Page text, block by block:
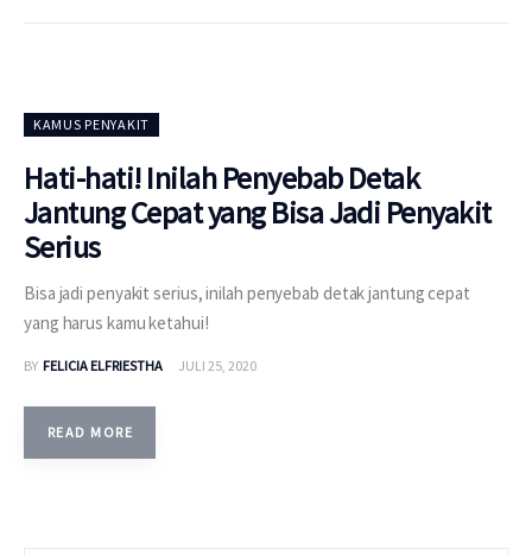
KAMUS PENYAKIT
Hati-hati! Inilah Penyebab Detak
Jantung Cepat yang Bisa Jadi Penyakit
Serius
Bisa jadi penyakit serius, inilah penyebab detak jantung cepat
yang harus kamu ketahui!
BY FELICIA ELFRIESTHA JULI 25, 2020
READ MORE